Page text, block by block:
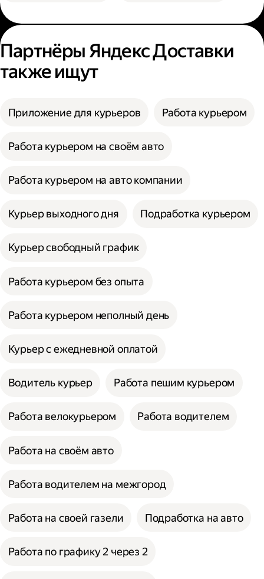
Партнёры Яндекс Доставки
также ищут
Приложение для курьеров Работа курьером
Работа курьером на своём авто
Работа курьером на авто компании
Курьер выходного дня Подработка курьером
Курьер свободный график
Работа курьером без опыта
Работа курьером неполный день
Курьер с ежедневной оплатой
Водитель курьер Работа пешим курьером
Работа велокурьером Работа водителем
Работа на своём авто
Работа водителем на межгород
Работа на своей газели Подработка на авто
Работа по графику 2 через 2